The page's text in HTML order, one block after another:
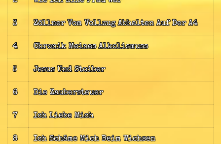
3 Zöllner Vom Vollzug Abhalten Auf Der A4
4 Chronik Meines Alkolismuss
5 Jesus Und Stoiber
6 Die Zaubersteuer
7 Ich Liebe Mich
8 Ich Schäme Mich Beim Wichsen